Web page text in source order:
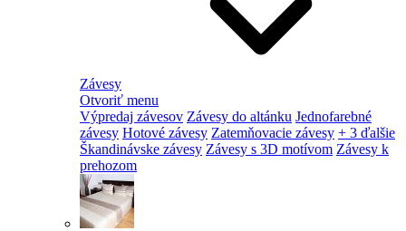
Závesy
Otvoriť menu
Výpredaj závesov Závesy do altánku Jednofarebné
závesy Hotové závesy Zatemňovacie závesy + 3 ďalšie
Škandinávske závesy Závesy s 3D motívom Závesy k
prehozom